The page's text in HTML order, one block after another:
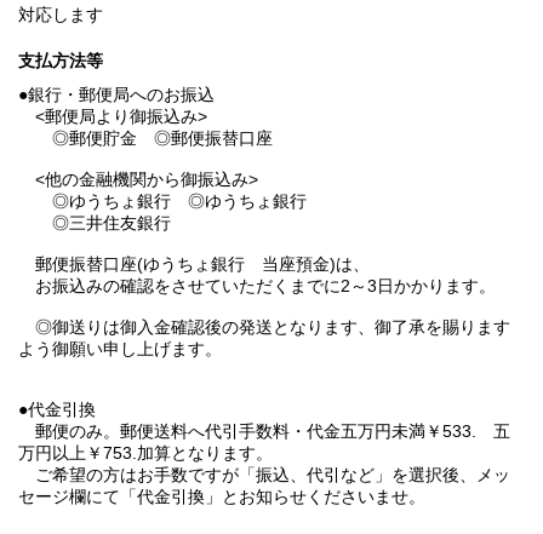
対応します
支払方法等
●銀行・郵便局へのお振込
<郵便局より御振込み>
◎郵便貯金 ◎郵便振替口座
<他の金融機関から御振込み>
◎ゆうちょ銀行 ◎ゆうちょ銀行
◎三井住友銀行
郵便振替口座(ゆうちょ銀行 当座預金)は、
お振込みの確認をさせていただくまでに2～3日かかります。
◎御送りは御入金確認後の発送となります、御了承を賜ります
よう御願い申し上げます。
●代金引換
郵便のみ。郵便送料へ代引手数料・代金五万円未満￥533. 五
万円以上￥753.加算となります。
ご希望の方はお手数ですが「振込、代引など」を選択後、メッ
セージ欄にて「代金引換」とお知らせくださいませ。